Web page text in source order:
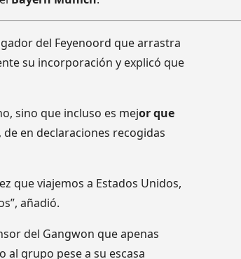
del Feyenoord que arrastra
su incorporación y explicó que
sino que incluso es mejor que
en declaraciones recogidas
que viajemos a Estados Unidos,
añadió.
del Gangwon que apenas
grupo pese a su escasa